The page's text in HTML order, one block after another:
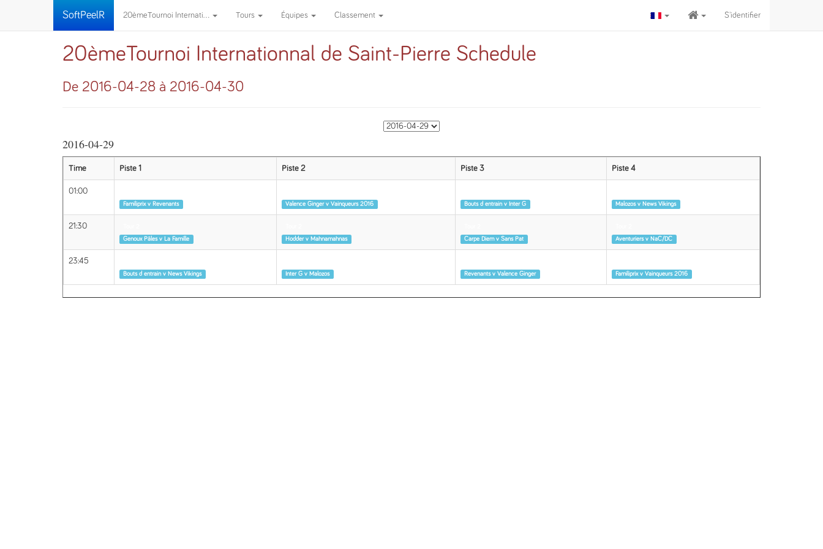
SoftPeelR 20èmeTournoi Internati... Tours Équipes Classement S'identifier
20èmeTournoi Internationnal de Saint-Pierre Schedule
De 2016-04-28 à 2016-04-30
2016-04-29
Time Piste 1 Piste 2 Piste 3 Piste 4
01:00
Familiprix v Revenants
Valence Ginger v Vainqueurs 2016
Bouts d entrain v Inter G
Malozos v News Vikings
21:30
Genoux Pâles v La Famille
Hodder v Mahnamahnas
Carpe Diem v Sans Pat
Aventuriers v NaC/DC
23:45
Bouts d entrain v News Vikings
Inter G v Malozos
Revenants v Valence Ginger
Familiprix v Vainqueurs 2016